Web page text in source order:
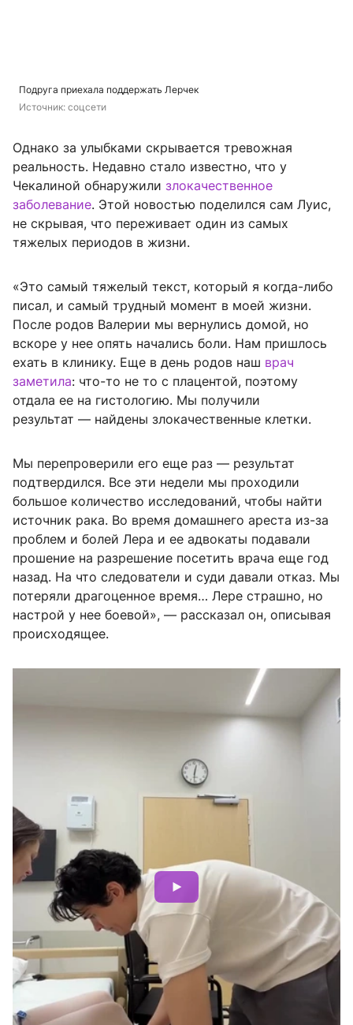
Подруга приехала поддержать Лерчек
Источник: соцсети
Однако за улыбками скрывается тревожная
реальность. Недавно стало известно, что у
Чекалиной обнаружили злокачественное
заболевание. Этой новостью поделился сам Луис,
не скрывая, что переживает один из самых
тяжелых периодов в жизни.
«Это самый тяжелый текст, который я когда-либо
писал, и самый трудный момент в моей жизни.
После родов Валерии мы вернулись домой, но
вскоре у нее опять начались боли. Нам пришлось
ехать в клинику. Еще в день родов наш врач
заметила: что-то не то с плацентой, поэтому
отдала ее на гистологию. Мы получили
результат — найдены злокачественные клетки.
Мы перепроверили его еще раз — результат
подтвердился. Все эти недели мы проходили
большое количество исследований, чтобы найти
источник рака. Во время домашнего ареста из-за
проблем и болей Лера и ее адвокаты подавали
прошение на разрешение посетить врача еще год
назад. На что следователи и суди давали отказ. Мы
потеряли драгоценное время… Лере страшно, но
настрой у нее боевой», — рассказал он, описывая
происходящее.